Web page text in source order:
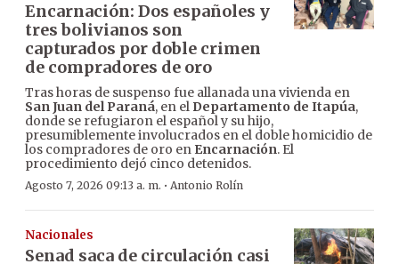
Encarnación: Dos españoles y
tres bolivianos son
capturados por doble crimen
de compradores de oro
Tras horas de suspenso fue allanada una vivienda en
San Juan del Paraná, en el Departamento de Itapúa,
donde se refugiaron el español y su hijo,
presumiblemente involucrados en el doble homicidio de
los compradores de oro en Encarnación. El
procedimiento dejó cinco detenidos.
Agosto 7, 2026 09:13 a. m. · Antonio Rolín
Nacionales
Senad saca de circulación casi